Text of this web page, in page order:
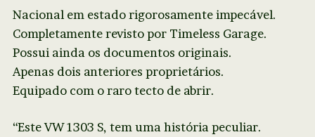
Nacional em estado rigorosamente impecável.
Completamente revisto por Timeless Garage.
Possui ainda os documentos originais.
Apenas dois anteriores proprietários.
Equipado com o raro tecto de abrir.
“Este VW 1303 S, tem uma história peculiar.